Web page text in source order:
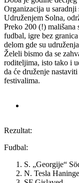
Organizacija u
Udruženjem Solna,
Preko 200 (!)
fudbal, igre bez
delom gde su
Želeli bismo da se
roditeljima, isto tako i
da će druženje
festivalima.
Rezultat:
Fudbal:
S. „Georgije“
N. Tesla Haninge